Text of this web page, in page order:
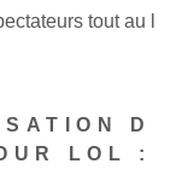
tout au l
D
LOL :